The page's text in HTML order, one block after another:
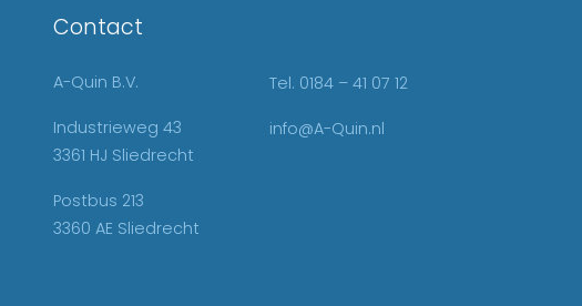
Contact
A-Quin B.V.
Industrieweg 43
3361 HJ Sliedrecht
Postbus 213
3360 AE Sliedrecht
Tel. 0184 – 41 07 12
info@A-Quin.nl